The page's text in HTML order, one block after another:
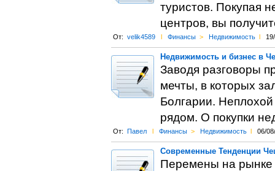
туристов. Покупая
центров, вы
От: velik4589 l Финансы > Недвижимость l
Недвижимость и бизнес в
Заводя разговоры
мечты, в которых
Болгарии.
рядом. О покупки
От: Павел l Финансы > Недвижимость l 06/
Современные Тенденции
Перемены на рынке